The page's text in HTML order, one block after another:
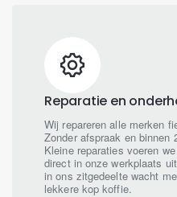
Reparatie en
Wij repareren alle merken
Zonder afspraak en binnen
Kleine reparaties voeren
direct in onze werkplaats
in ons zitgedeelte wacht
lekkere kop koffie.